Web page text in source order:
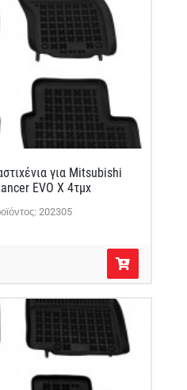
για Mitsubishi
EVO X 4τμχ
202305